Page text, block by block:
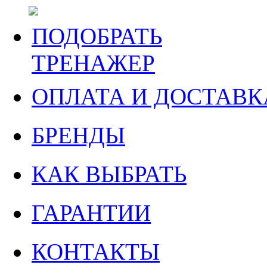
ПОДОБРАТЬ
ТРЕНАЖЕР
ОПЛАТА И
БРЕНДЫ
КАК ВЫБРАТЬ
ГАРАНТИИ
КОНТАКТЫ